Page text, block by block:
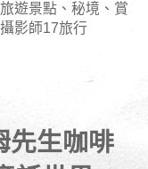
遊景點、秘境、賞
影師17旅行
先生咖啡